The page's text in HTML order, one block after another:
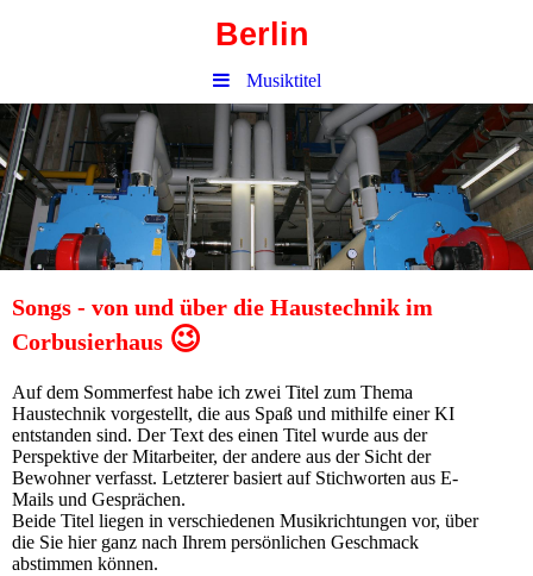
Berlin
Musiktitel
Songs - von und über die Haustechnik im
Corbusierhaus 😉
Auf dem Sommerfest habe ich zwei Titel zum Thema
Haustechnik vorgestellt, die aus Spaß und mithilfe einer KI
entstanden sind. Der Text des einen Titel wurde aus der
Perspektive der Mitarbeiter, der andere aus der Sicht der
Bewohner verfasst. Letzterer basiert auf Stichworten aus E-
Mails und Gesprächen.
Beide Titel liegen in verschiedenen Musikrichtungen vor, über
die Sie hier ganz nach Ihrem persönlichen Geschmack
abstimmen können.